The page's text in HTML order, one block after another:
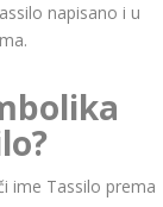
napisano i u
ime Tassilo prema